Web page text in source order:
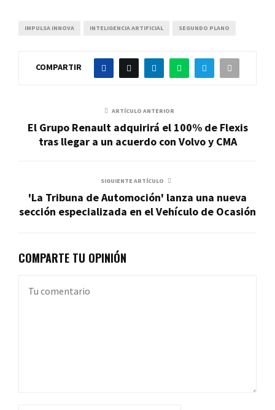
IMPULSA INNOVA INTELIGENCIA ARTIFICIAL SEGUNDO PLANO
COMPARTIR
ARTÍCULO ANTERIOR
El Grupo Renault adquirirá el 100% de Flexis
tras llegar a un acuerdo con Volvo y CMA
SIGUIENTE ARTÍCULO
'La Tribuna de Automoción' lanza una nueva
sección especializada en el Vehículo de Ocasión
COMPARTE TU OPINIÓN